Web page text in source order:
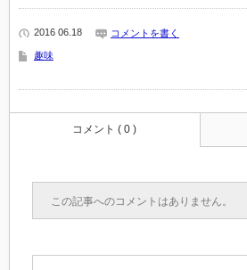
2016 06.18 コメントを書く
趣味
コメント ( 0 )
この記事へのコメントはありません。